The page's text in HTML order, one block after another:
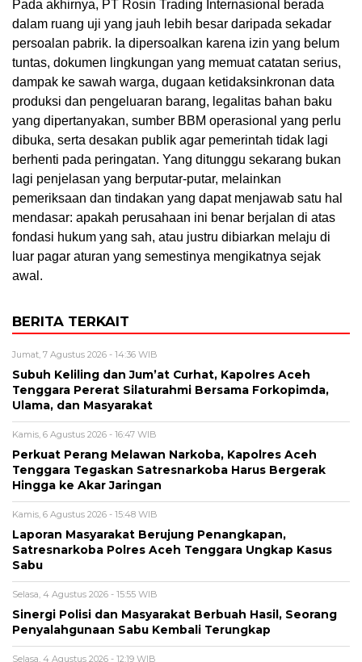
Pada akhirnya, PT Rosin Trading Internasional berada
dalam ruang uji yang jauh lebih besar daripada sekadar
persoalan pabrik. Ia dipersoalkan karena izin yang belum
tuntas, dokumen lingkungan yang memuat catatan serius,
dampak ke sawah warga, dugaan ketidaksinkronan data
produksi dan pengeluaran barang, legalitas bahan baku
yang dipertanyakan, sumber BBM operasional yang perlu
dibuka, serta desakan publik agar pemerintah tidak lagi
berhenti pada peringatan. Yang ditunggu sekarang bukan
lagi penjelasan yang berputar-putar, melainkan
pemeriksaan dan tindakan yang dapat menjawab satu hal
mendasar: apakah perusahaan ini benar berjalan di atas
fondasi hukum yang sah, atau justru dibiarkan melaju di
luar pagar aturan yang semestinya mengikatnya sejak
awal.
BERITA TERKAIT
Jumat, 7 Agustus 2026 - 14:36 WIB
Subuh Keliling dan Jum’at Curhat, Kapolres Aceh
Tenggara Pererat Silaturahmi Bersama Forkopimda,
Ulama, dan Masyarakat
Kamis, 6 Agustus 2026 - 16:47 WIB
Perkuat Perang Melawan Narkoba, Kapolres Aceh
Tenggara Tegaskan Satresnarkoba Harus Bergerak
Hingga ke Akar Jaringan
Kamis, 6 Agustus 2026 - 15:48 WIB
Laporan Masyarakat Berujung Penangkapan,
Satresnarkoba Polres Aceh Tenggara Ungkap Kasus
Sabu
Selasa, 4 Agustus 2026 - 15:55 WIB
Sinergi Polisi dan Masyarakat Berbuah Hasil, Seorang
Penyalahgunaan Sabu Kembali Terungkap
Selasa, 4 Agustus 2026 - 12:19 WIB